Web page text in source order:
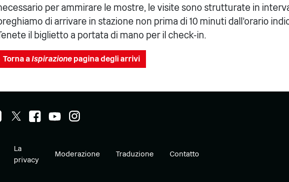
per ammirare le mostre, le visite sono strutturate in
di arrivare in stazione non prima di 10 minuti dall'orario
il biglietto a portata di mano per il check-in.
Torna a Ispirazione pagina degli arrivi
La
privacy
Moderazione Traduzione
Contatto